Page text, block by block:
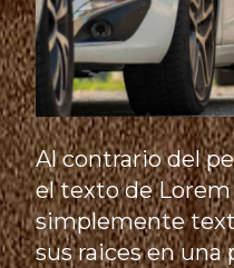
Al contrario del
el texto de
simplemente
sus raices en una